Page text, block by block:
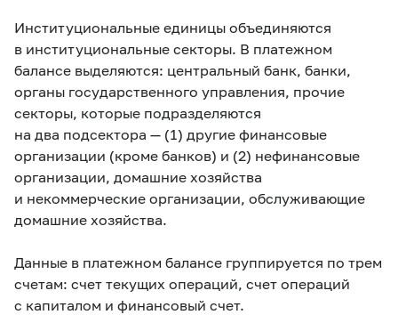
Институциональные единицы объединяются
в институциональные секторы. В платежном
балансе выделяются: центральный банк, банки,
органы государственного управления, прочие
секторы, которые подразделяются
на два подсектора — (1) другие финансовые
организации (кроме банков) и (2) нефинансовые
организации, домашние хозяйства
и некоммерческие организации, обслуживающие
домашние хозяйства.
Данные в платежном балансе группируется по трем
счетам: счет текущих операций, счет операций
с капиталом и финансовый счет.